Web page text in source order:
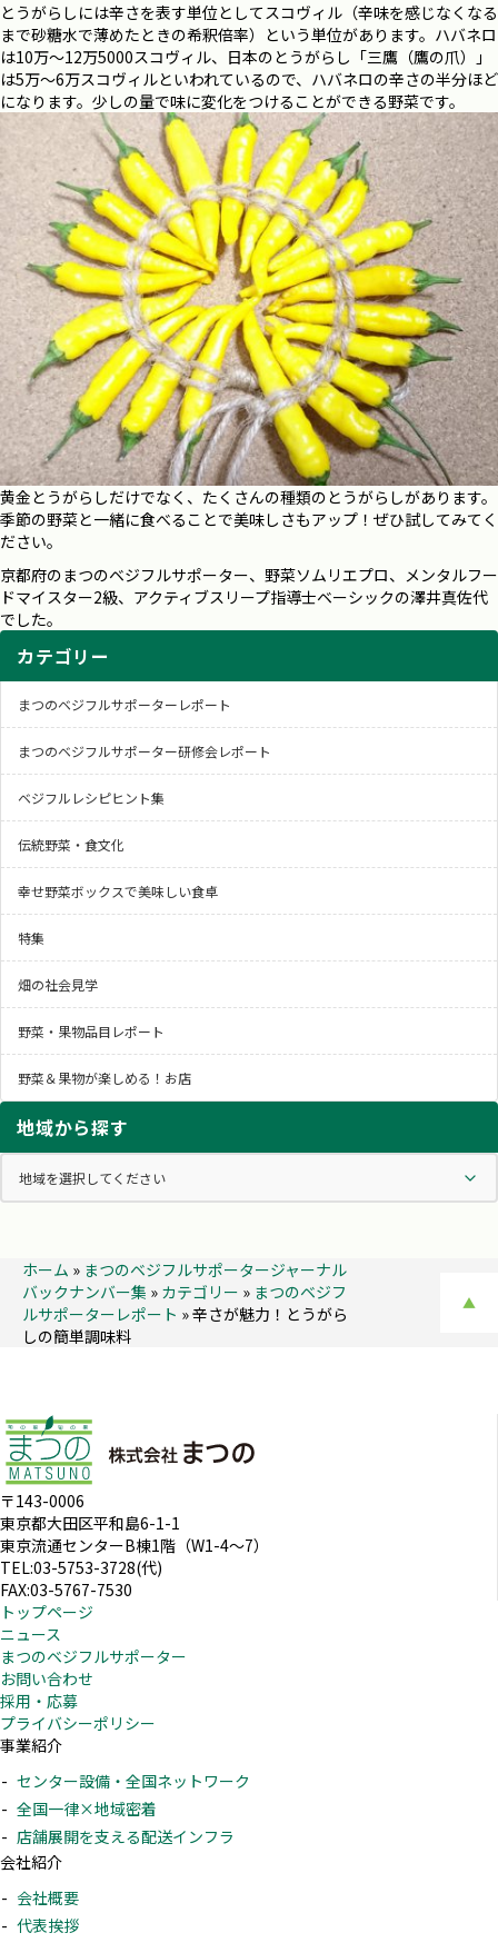
とうがらしには辛さを表す単位としてスコヴィル（辛味を感じなくなる
まで砂糖水で薄めたときの希釈倍率）という単位があります。ハバネロ
は10万〜12万5000スコヴィル、日本のとうがらし「三鷹（鷹の爪）」
は5万〜6万スコヴィルといわれているので、ハバネロの辛さの半分ほど
になります。少しの量で味に変化をつけることができる野菜です。
黄金とうがらしだけでなく、たくさんの種類のとうがらしがあります。
季節の野菜と一緒に食べることで美味しさもアップ！ぜひ試してみてく
ださい。
京都府のまつのベジフルサポーター、野菜ソムリエプロ、メンタルフー
ドマイスター2級、アクティブスリープ指導士ベーシックの澤井真佐代
でした。
カテゴリー
まつのベジフルサポーターレポート
まつのベジフルサポーター研修会レポート
ベジフルレシピヒント集
伝統野菜・食文化
幸せ野菜ボックスで美味しい食卓
特集
畑の社会見学
野菜・果物品目レポート
野菜＆果物が楽しめる！お店
地域から探す
ホーム » まつのベジフルサポータージャーナル
バックナンバー集 » カテゴリー » まつのベジフ
ルサポーターレポート »辛さが魅力！とうがら
しの簡単調味料
▲
〒143-0006
東京都大田区平和島6-1-1
東京流通センターB棟1階（W1-4～7）
TEL:03-5753-3728(代)
FAX:03-5767-7530
トップページ
ニュース
まつのベジフルサポーター
お問い合わせ
採用・応募
プライバシーポリシー
事業紹介
センター設備・全国ネットワーク
全国一律×地域密着
店舗展開を支える配送インフラ
会社紹介
会社概要
代表挨拶